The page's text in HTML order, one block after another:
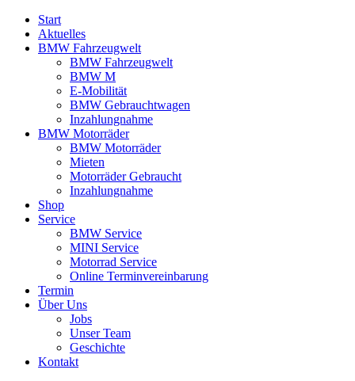
Start
Aktuelles
BMW Fahrzeugwelt
BMW Fahrzeugwelt
BMW M
E-Mobilität
BMW Gebrauchtwagen
Inzahlungnahme
BMW Motorräder
BMW Motorräder
Mieten
Motorräder Gebraucht
Inzahlungnahme
Shop
Service
BMW Service
MINI Service
Motorrad Service
Online Terminvereinbarung
Termin
Über Uns
Jobs
Unser Team
Geschichte
Kontakt